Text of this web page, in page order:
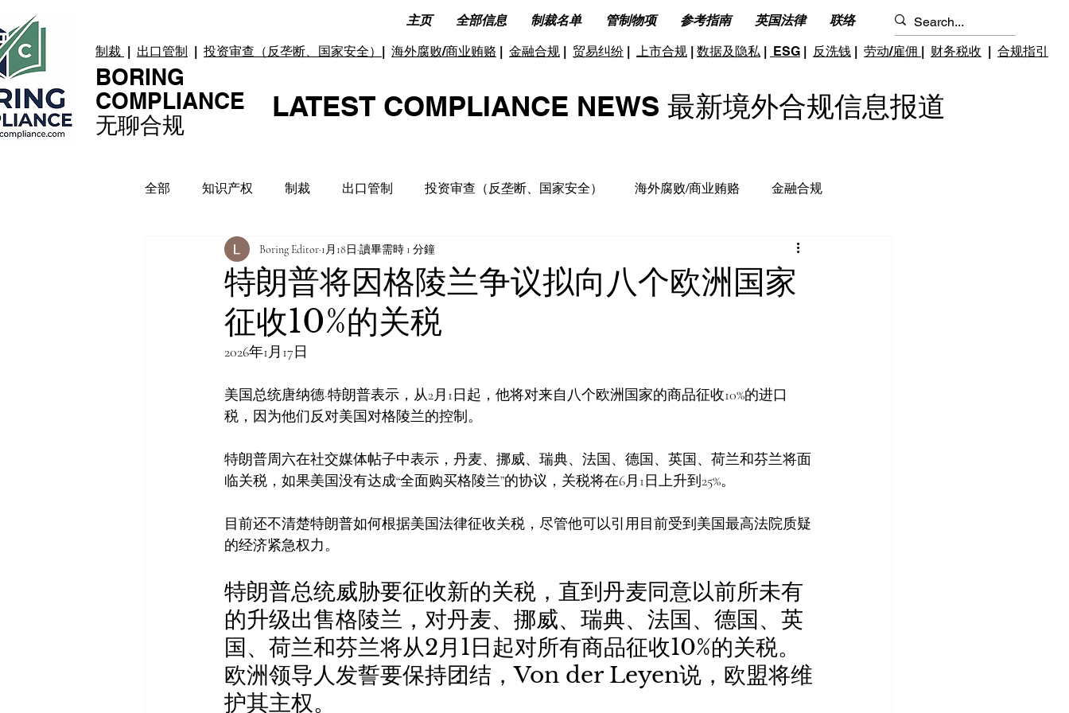
主页 全部信息 制裁名单 管制物项 参考指南 英国法律 联络
制裁 | 出口管制 | 投资审查（反垄断、国家安全） | 海外腐败/商业贿赂 | 金融合规 | 贸易纠纷 | 上市合规 | 数据及隐私 | ESG | 反洗钱 | 劳动/雇佣 | 财务税收 | 合规指引
BORING
COMPLIANCE
无聊合规
LATEST COMPLIANCE NEWS 最新境外合规信息报道
全部 知识产权 制裁 出口管制 投资审查（反垄断、国家安全） 海外腐败/商业贿赂 金融合规
贸易纠纷 上市合规 数据合规及隐私保护
合规指引 案例 Case 洞见分析 财务税收合规
特朗普将因格陵兰争议拟向八个欧洲国家
征收10%的关税
Boring Editor 1月18日 讀畢需時 1 分鐘
2026年1月17日
美国总统唐纳德·特朗普表示，从2月1日起，他将对来自八个欧洲国家的商品征收10%的进口
税，因为他们反对美国对格陵兰的控制。
特朗普周六在社交媒体帖子中表示，丹麦、挪威、瑞典、法国、德国、英国、荷兰和芬兰将面
临关税，如果美国没有达成“全面购买格陵兰”的协议，关税将在6月1日上升到25%。
目前还不清楚特朗普如何根据美国法律征收关税，尽管他可以引用目前受到美国最高法院质疑
的经济紧急权力。
特朗普总统威胁要征收新的关税，直到丹麦同意以前所未有
的升级出售格陵兰，对丹麦、挪威、瑞典、法国、德国、英
国、荷兰和芬兰将从2月1日起对所有商品征收10%的关税。
欧洲领导人发誓要保持团结，Von der Leyen说，欧盟将维
护其主权。